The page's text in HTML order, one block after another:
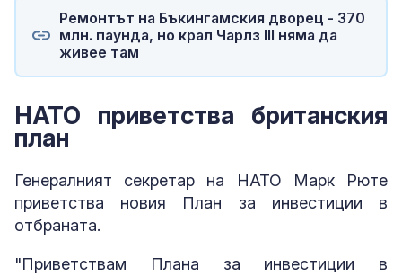
Ремонтът на Бъкингамския дворец - 370
млн. паунда, но крал Чарлз III няма да
живее там
НАТО приветства британския
план
Генералният секретар на НАТО Марк Рюте
приветства новия План за инвестиции в
отбраната.
"Приветствам Плана за инвестиции в